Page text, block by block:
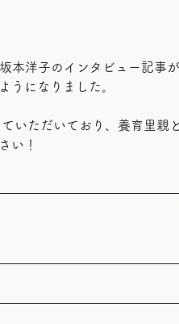
本洋子のインタビュー記事
うになりました。
いただいており、養育里親
い！